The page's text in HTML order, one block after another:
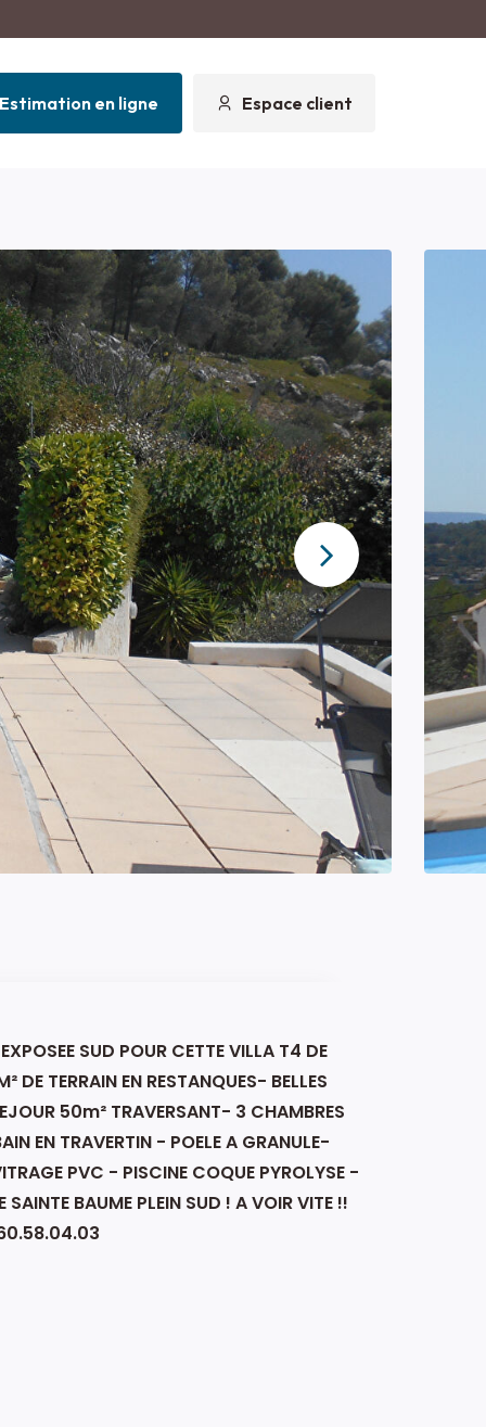
Estimation en ligne Espace client
SUD POUR CETTE VILLA T4 DE
DE TERRAIN EN RESTANQUES- BELLES
50m² TRAVERSANT- 3 CHAMBRES
EN TRAVERTIN - POELE A GRANULE-
PVC - PISCINE COQUE PYROLYSE -
BAUME PLEIN SUD ! A VOIR VITE !!